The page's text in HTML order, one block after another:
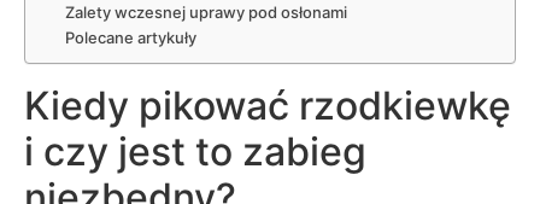
Zalety wczesnej uprawy pod osłonami
Polecane artykuły
Kiedy pikować rzodkiewkę
i czy jest to zabieg